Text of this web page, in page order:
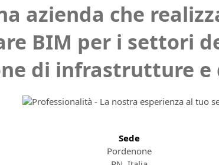
azienda che
BIM per i settori
di infrastrutture e
Sede
Pordenone